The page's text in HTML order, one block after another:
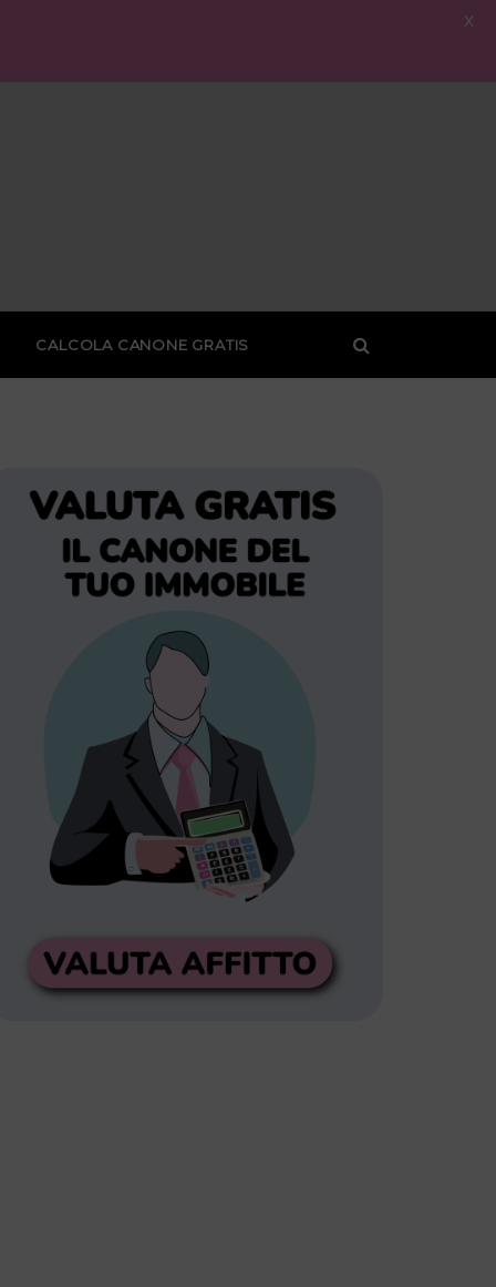
CALCOLA CANONE GRATIS
X